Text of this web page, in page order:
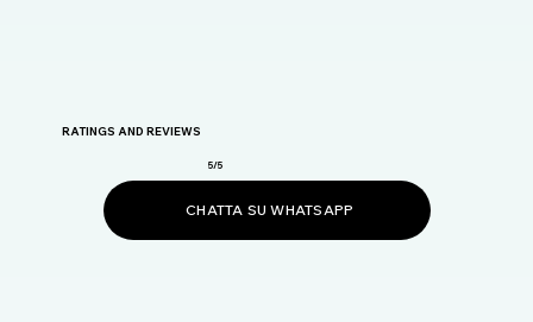
RATINGS AND REVIEWS
5/5
CHATTA SU WHATSAPP